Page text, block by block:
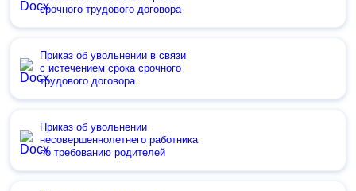
срочного трудового договора
Приказ об увольнении в связи
с истечением срока срочного
трудового договора
Приказ об увольнении
несовершеннолетнего работника
по требованию родителей